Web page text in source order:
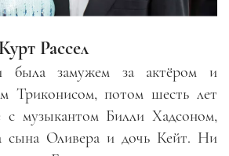
Рассел
была замужем за актёром и
Триконисом, потом шесть лет
с музыкантом Билли Хадсоном,
сына Оливера и дочь Кейт. Ни